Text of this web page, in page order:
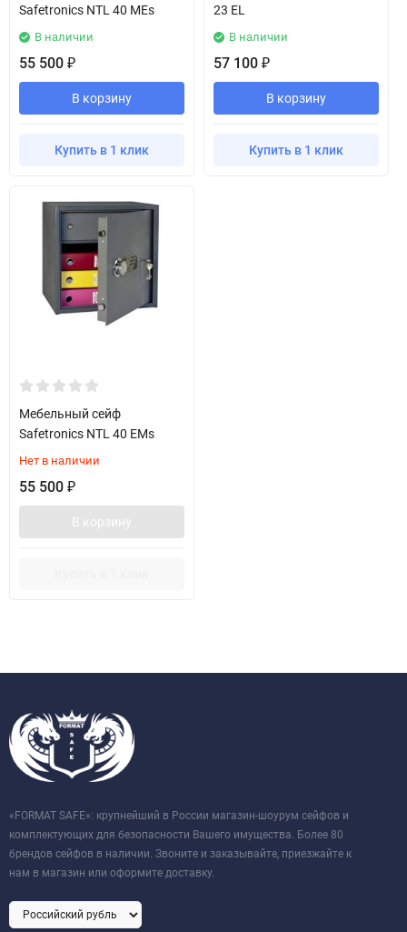
Safetronics NTL 40 MEs
В наличии
55 500 ₽
В корзину
Купить в 1 клик
23 EL
В наличии
57 100 ₽
В корзину
Купить в 1 клик
Мебельный сейф
Safetronics NTL 40 EMs
Нет в наличии
55 500 ₽
В корзину
«FORMAT SAFE»: крупнейший в России магазин-шоурум сейфов и
комплектующих для безопасности Вашего имущества. Более 80
брендов сейфов в наличии. Звоните и заказывайте, приезжайте к
нам в магазин или оформите доставку.